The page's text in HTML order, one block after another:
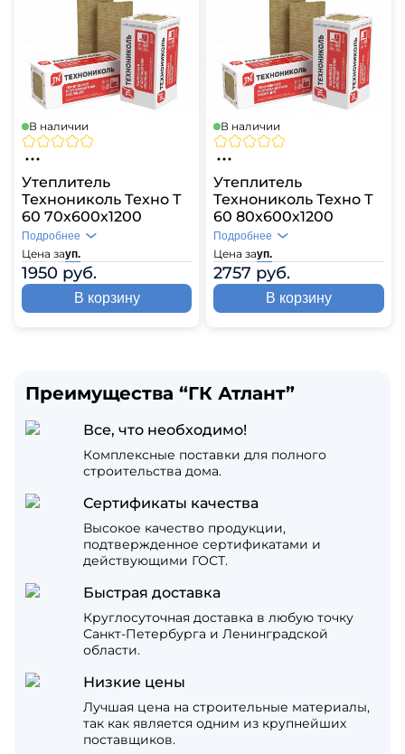
В наличии
Утеплитель
Технониколь Техно Т
60 70х600х1200
Цена зауп.
1950 руб.
Подробнее
В корзину
В наличии
Утеплитель
Технониколь Техно Т
60 80х600х1200
Цена зауп.
2757 руб.
Подробнее
В корзину
Преимущества “ГК Атлант”
Все, что необходимо!
Комплексные поставки для полного
строительства дома.
Сертификаты качества
Высокое качество продукции,
подтвержденное сертификатами и
действующими ГОСТ.
Быстрая доставка
Круглосуточная доставка в любую точку
Санкт-Петербурга и Ленинградской
области.
Низкие цены
Лучшая цена на строительные материалы,
так как является одним из крупнейших
поставщиков.